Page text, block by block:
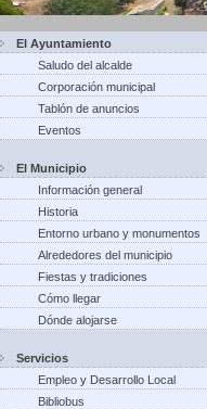
El Ayuntamiento
Saludo del alcalde
Corporación municipal
Tablón de anuncios
Eventos
El Municipio
Información general
Historia
Entorno urbano y monumentos
Alrededores del municipio
Fiestas y tradiciones
Cómo llegar
Dónde alojarse
Servicios
Empleo y Desarrollo Local
Bibliobus